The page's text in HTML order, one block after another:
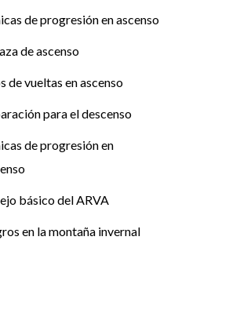
de progresión en ascenso
de ascenso
de vueltas en ascenso
para el descenso
de progresión en
básico del ARVA
en la montaña invernal